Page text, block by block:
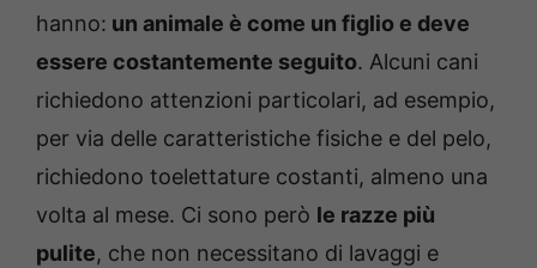
hanno: un animale è come un figlio e deve
essere costantemente seguito. Alcuni cani
richiedono attenzioni particolari, ad esempio,
per via delle caratteristiche fisiche e del pelo,
richiedono toelettature costanti, almeno una
volta al mese. Ci sono però le razze più
pulite, che non necessitano di lavaggi e